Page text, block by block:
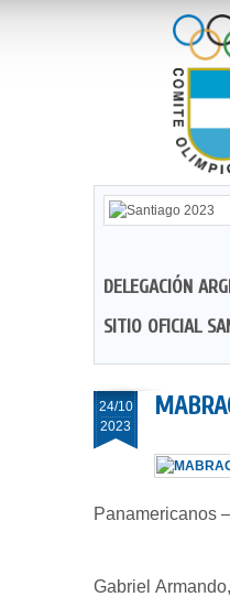
DELEGACIÓN
SITIO OFICIAL
24/10
2023
Panamericanos
Gabriel